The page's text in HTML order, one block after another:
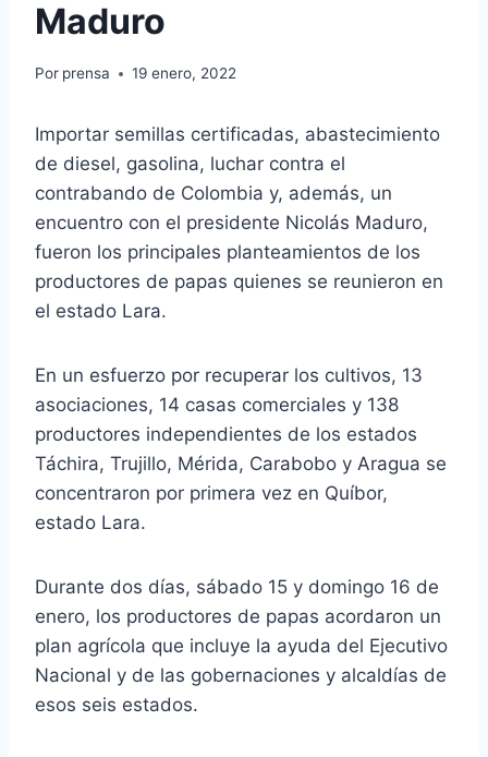
Maduro
Por prensa 19 enero, 2022
Importar semillas certificadas, abastecimiento
de diesel, gasolina, luchar contra el
contrabando de Colombia y, además, un
encuentro con el presidente Nicolás Maduro,
fueron los principales planteamientos de los
productores de papas quienes se reunieron en
el estado Lara.
En un esfuerzo por recuperar los cultivos, 13
asociaciones, 14 casas comerciales y 138
productores independientes de los estados
Táchira, Trujillo, Mérida, Carabobo y Aragua se
concentraron por primera vez en Quíbor,
estado Lara.
Durante dos días, sábado 15 y domingo 16 de
enero, los productores de papas acordaron un
plan agrícola que incluye la ayuda del Ejecutivo
Nacional y de las gobernaciones y alcaldías de
esos seis estados.